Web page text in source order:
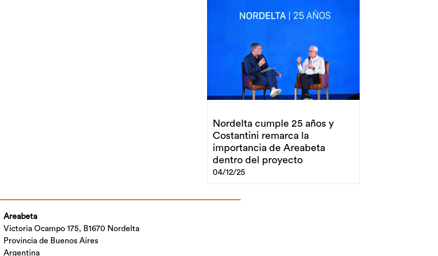
Nordelta cumple 25 años y
Costantini remarca la
importancia de Areabeta
dentro del proyecto
04/12/25
Areabeta
Victoria Ocampo 175, B1670 Nordelta
Provincia de Buenos Aires
Argentina